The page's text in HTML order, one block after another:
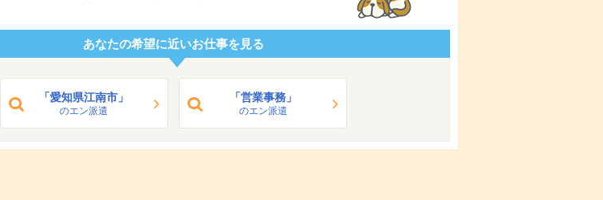
あなたの希望に近いお仕事を見る
「愛知県江南市」
のエン派遣
「営業事務」
のエン派遣